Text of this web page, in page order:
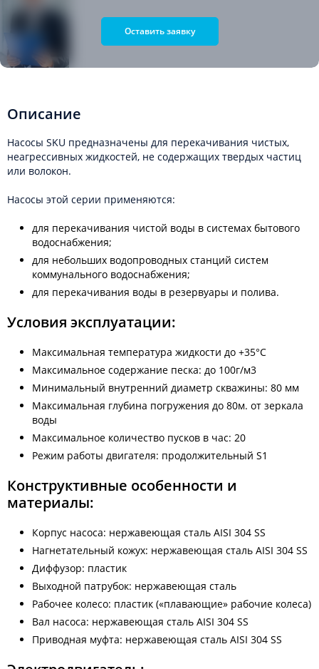
Оставить заявку
Описание
Насосы SKU предназначены для перекачивания чистых,
неагрессивных жидкостей, не содержащих твердых частиц
или волокон.
Насосы этой серии применяются:
для перекачивания чистой воды в системах бытового
водоснабжения;
для небольших водопроводных станций систем
коммунального водоснабжения;
для перекачивания воды в резервуары и полива.
Условия эксплуатации:
Максимальная температура жидкости до +35°C
Максимальное содержание песка: до 100г/м3
Минимальный внутренний диаметр скважины: 80 мм
Максимальная глубина погружения до 80м. от зеркала
воды
Максимальное количество пусков в час: 20
Режим работы двигателя: продолжительный S1
Конструктивные особенности и
материалы:
Корпус насоса: нержавеющая сталь AISI 304 SS
Нагнетательный кожух: нержавеющая сталь AISI 304 SS
Диффузор: пластик
Выходной патрубок: нержавеющая сталь
Рабочее колесо: пластик («плавающие» рабочие колеса)
Вал насоса: нержавеющая сталь AISI 304 SS
Приводная муфта: нержавеющая сталь AISI 304 SS